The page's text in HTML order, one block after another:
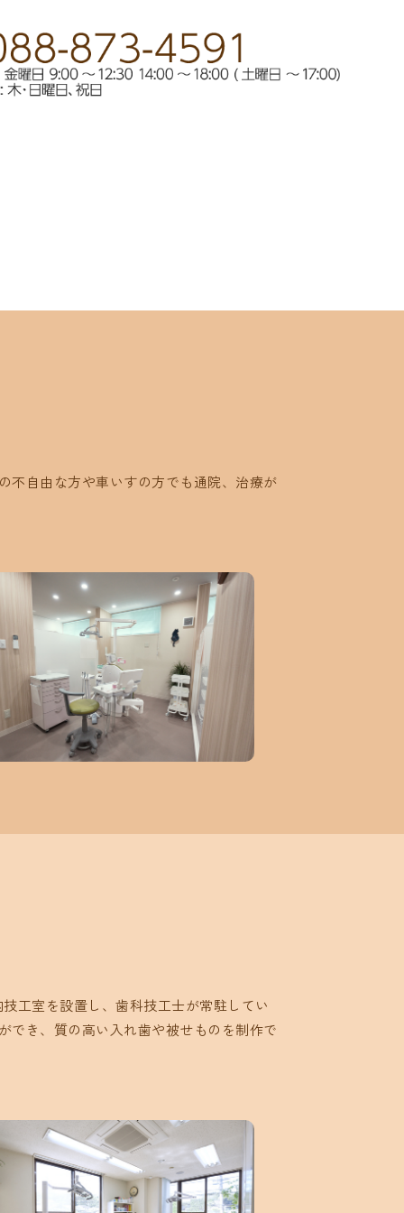
不自由な方や車いすの方でも通院、治療が
工室を設置し、歯科技工士が常駐してい
でき、質の高い入れ歯や被せものを制作で